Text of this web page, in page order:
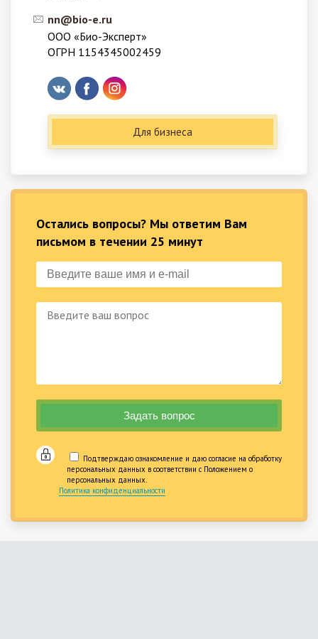
nn@bio-e.ru
ООО «Био-Эксперт»
ОГРН 1154345002459
Для бизнеса
Остались вопросы? Мы ответим Вам
письмом в течении 25 минут
Подтверждаю ознакомление и даю согласие на обработку
персональных данных в соответствии с Положением о
персональных данных.
Политика конфиденциальности